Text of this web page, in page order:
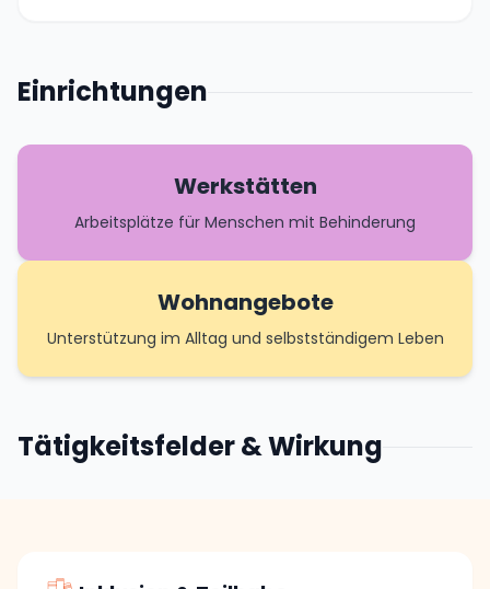
Einrichtungen
Werkstätten
Arbeitsplätze für Menschen mit Behinderung
Wohnangebote
Unterstützung im Alltag und selbstständigem Leben
Tätigkeitsfelder & Wirkung